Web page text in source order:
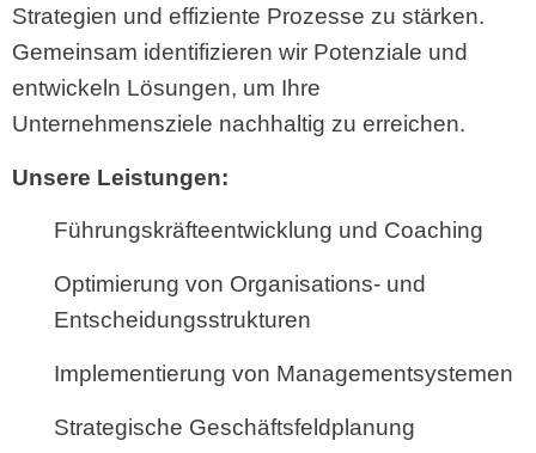
Strategien und effiziente Prozesse zu stärken.
Gemeinsam identifizieren wir Potenziale und
entwickeln Lösungen, um Ihre
Unternehmensziele nachhaltig zu erreichen.
Unsere Leistungen:
Führungskräfteentwicklung und Coaching
Optimierung von Organisations- und
Entscheidungsstrukturen
Implementierung von Managementsystemen
Strategische Geschäftsfeldplanung